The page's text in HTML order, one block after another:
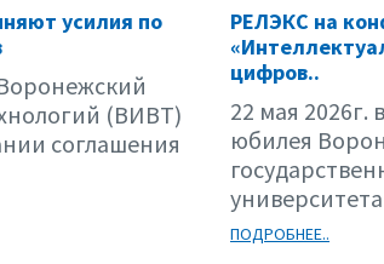
усилия по
(ВИВТ)
соглашения
РЕЛЭКС на
цифров..
22 мая 2026г.
юбилея
университета
ПОДРОБНЕЕ..